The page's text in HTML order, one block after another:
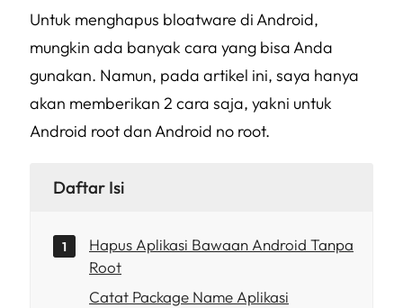
Untuk menghapus bloatware di Android,
mungkin ada banyak cara yang bisa Anda
gunakan. Namun, pada artikel ini, saya hanya
akan memberikan 2 cara saja, yakni untuk
Android root dan Android no root.
Daftar Isi
Hapus Aplikasi Bawaan Android Tanpa
Root
Catat Package Name Aplikasi